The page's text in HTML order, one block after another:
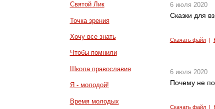
Святой Лик
Точка зрения
Хочу все знать
Чтобы помнили
Школа православия
Я - молодой!
Время молодых
6 июля 2020
Сказки для
Скачать файл|
6 июля 2020
Почему не
Скачать файл|